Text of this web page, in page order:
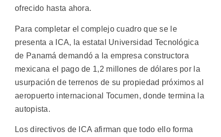
ofrecido hasta ahora.
Para completar el complejo cuadro que se le
presenta a ICA, la estatal Universidad Tecnológica
de Panamá demandó a la empresa constructora
mexicana el pago de 1,2 millones de dólares por la
usurpación de terrenos de su propiedad próximos al
aeropuerto internacional Tocumen, donde termina la
autopista.
Los directivos de ICA afirman que todo ello forma